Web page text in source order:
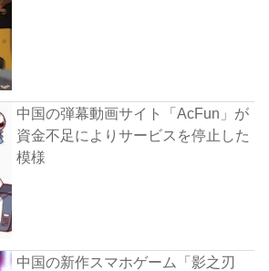
中国の弾幕動画サイト「AcFun」が
資金不足によりサービスを停止した
模様
中国の新作スマホゲーム「影之刃